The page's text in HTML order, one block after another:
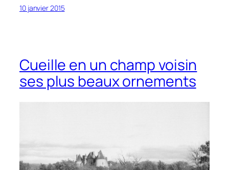
10 janvier 2015
Cueille en un champ voisin
ses plus beaux ornements